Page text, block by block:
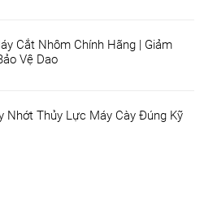
Cắt Nhôm Chính Hãng | Giảm
Vệ Dao
Nhớt Thủy Lực Máy Cày Đúng Kỹ